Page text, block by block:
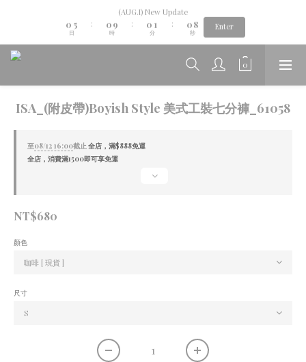
Aug.06th-Aug.12th new collection...🌺
(AUG.I) New Update
0 5
4
0
日
:
09
8
4
2
時
:
1
0
2
1
0
分
:
1
07
6
4
2
1
0
秒
Enter
Aug.06th-Aug.12th new collection...🌺
ISA_(附皮帶)Boyish Style 美式工裝七分褲_61058
至08/12 16:00截止 全店，滿$888免運
全店，消費滿1500即可享免運
NT$680
顏色
尺寸